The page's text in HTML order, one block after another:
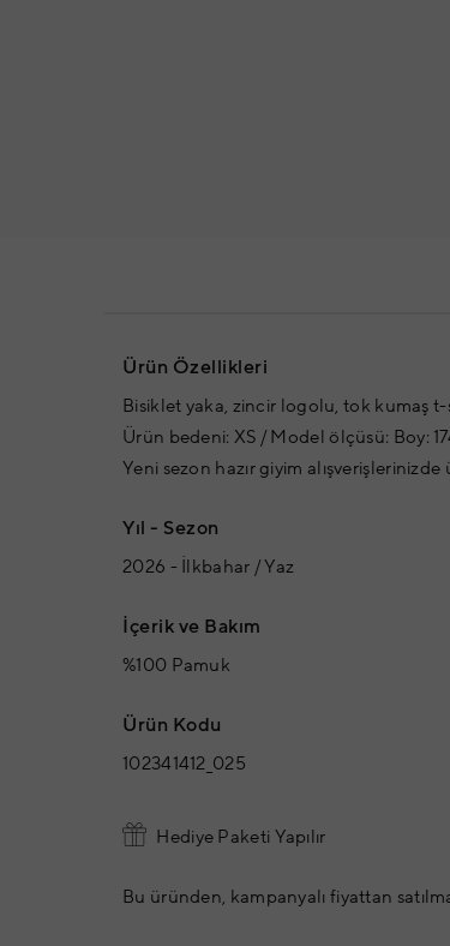
Ürün Özellikleri
Bisiklet yaka, zincir logolu, tok kumaş
Ürün bedeni: XS / Model ölçüsü: Boy:
Yeni sezon hazır giyim
Yıl - Sezon
2026 - İlkbahar / Yaz
İçerik ve Bakım
%100 Pamuk
Ürün Kodu
102341412_025
Hediye Paketi Yapılır
Bu üründen, kampanyalı fiyattan